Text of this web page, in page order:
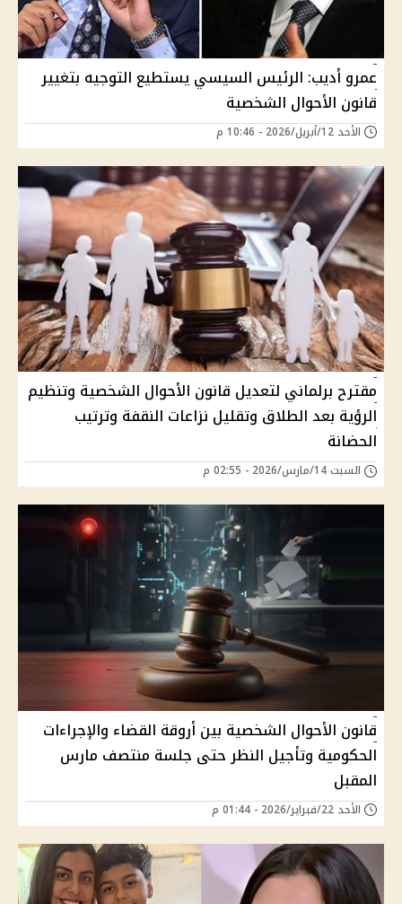
عمرو أديب: الرئيس السيسي يستطيع التوجيه بتغيير
قانون الأحوال الشخصية
الأحد 12/أبريل/2026 - 10:46 م
مقترح برلماني لتعديل قانون الأحوال الشخصية وتنظيم
الرؤية بعد الطلاق وتقليل نزاعات النقفة وترتيب
الحضانة
السبت 14/مارس/2026 - 02:55 م
قانون الأحوال الشخصية بين أروقة القضاء والإجراءات
الحكومية وتأجيل النظر حتى جلسة منتصف مارس
المقبل
الأحد 22/فبراير/2026 - 01:44 م